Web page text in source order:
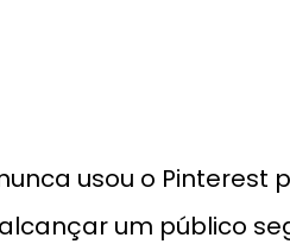
usou o Pinterest
um público